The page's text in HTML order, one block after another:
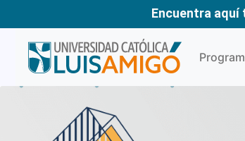
Encuentra aquí